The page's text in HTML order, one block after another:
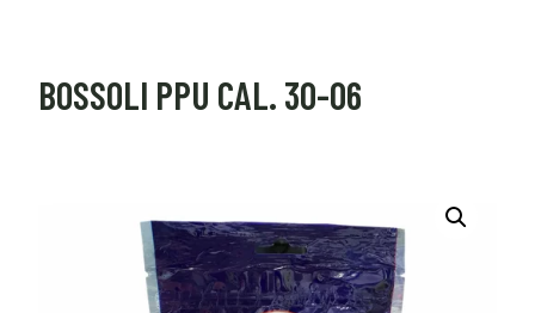
BOSSOLI PPU CAL. 30-06